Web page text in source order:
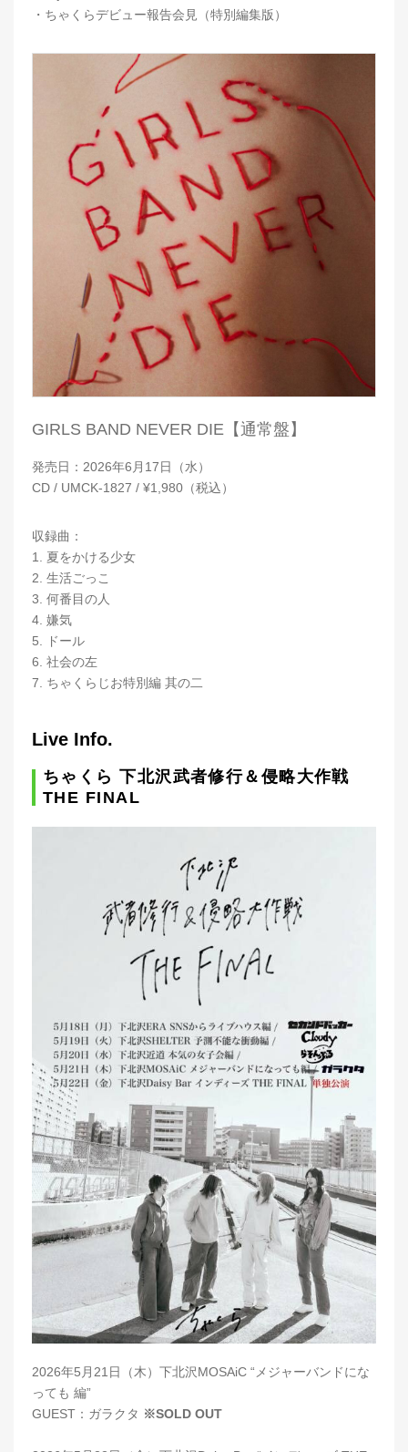
・ちゃくらデビュー報告会見（特別編集版）
GIRLS BAND NEVER DIE【通常盤】
発売日：2026年6月17日（水）
CD / UMCK-1827 / ¥1,980（税込）
収録曲：
1. 夏をかける少女
2. 生活ごっこ
3. 何番目の人
4. 嫌気
5. ドール
6. 社会の左
7. ちゃくらじお特別編 其の二
Live Info.
ちゃくら 下北沢武者修行＆侵略大作戦
THE FINAL
2026年5月21日（木）下北沢MOSAiC “メジャーバンドにな
っても 編”
GUEST：ガラクタ ※SOLD OUT